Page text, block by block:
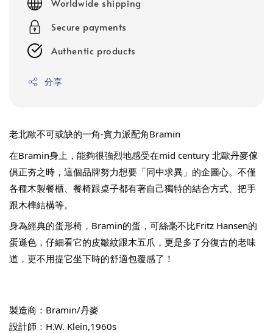
Worldwide shipping
Secure payments
Authentic products
分享
老北歐不可或缺的一角-實力派配角Bramin
在Bramin身上，能夠很強烈地感受在mid century 北歐丹麥傢
俱正夯之時，這個品牌努力想要「同中求異」的企圖心。不僅
各種木製餐櫃、餐椅跟桌子都有著自己獨特的結合方式、把手
跟木榫結構等。
身為經典的蛋形椅，Bramin的蛋，可絲毫不比Fritz Hansen的
蛋遜色，仔細看它的皮皺紋跟木五爪，更是多了分復古的老味
道，更不用提它坐下時的舒適包覆感了！
製造商：Bramin/丹麥
設計師：H.W. Klein,1960s